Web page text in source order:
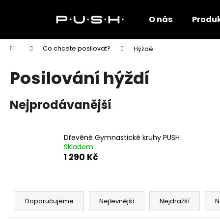
O nás
Domů Co chcete posilovat? Hýždě
Posilování hýždí
Nejprodávanější
Dřevěné Gymnastické kruhy PUSH
Skladem
1 290 Kč
Ř
z
Doporučujeme Nejlevnější Nejdražší
í
do
obchodu
do
obchodu